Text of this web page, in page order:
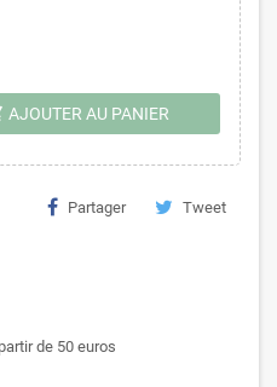
AJOUTER AU PANIER
Partager Tweet
de 50 euros